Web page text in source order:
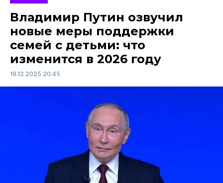
Владимир Путин озвучил
новые меры поддержки
семей с детьми: что
изменится в 2026 году
19.12.2025 20:45